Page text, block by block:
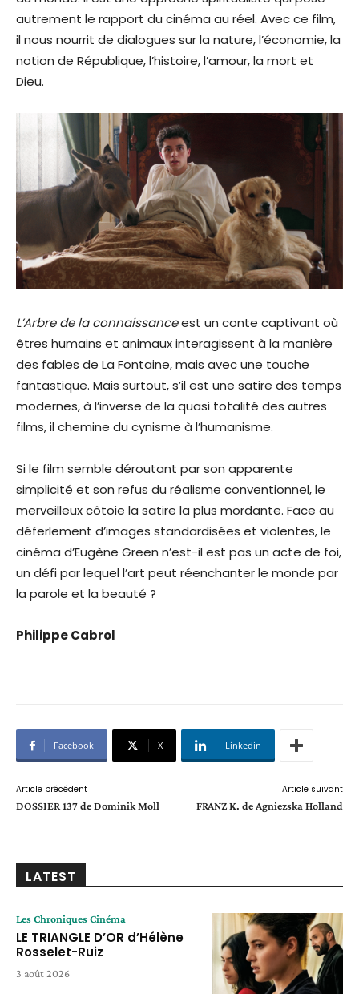
autrement le rapport du cinéma au réel. Avec ce film,
il nous nourrit de dialogues sur la nature, l’économie, la
notion de République, l’histoire, l’amour, la mort et
Dieu.
L’Arbre de la connaissanceest un conte captivant où
êtres humains et animaux interagissent à la manière
des fables de La Fontaine, mais avec une touche
fantastique. Mais surtout, s’il est une satire des temps
modernes, à l’inverse de la quasi totalité des autres
films, il chemine du cynisme à l’humanisme.
Si le film semble déroutant par son apparente
simplicité et son refus du réalisme conventionnel, le
merveilleux côtoie la satire la plus mordante. Face au
déferlement d’images standardisées et violentes, le
cinéma d’Eugène Green n’est-il est pas un acte de foi,
un défi par lequel l’art peut réenchanter le monde par
la parole et la beauté ?
Philippe Cabrol
Facebook X Linkedin
Article précédent
DOSSIER 137 de Dominik Moll
Article suivant
FRANZ K. de Agniezska Holland
LATEST
Les Chroniques Cinéma
LE TRIANGLE D’OR d’Hélène
Rosselet-Ruiz
3 août 2026